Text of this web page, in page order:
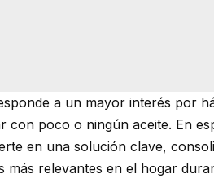
a un mayor interés por
con poco o ningún aceite. En
en una solución clave,
más relevantes en el hogar